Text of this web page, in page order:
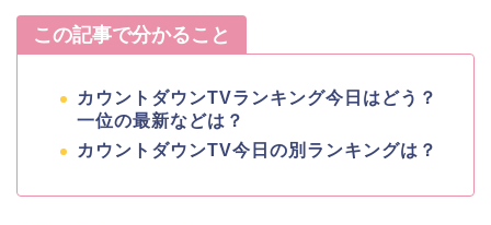
この記事で分かること
カウントダウンTVランキング今日はどう？
一位の最新などは？
カウントダウンTV今日の別ランキングは？